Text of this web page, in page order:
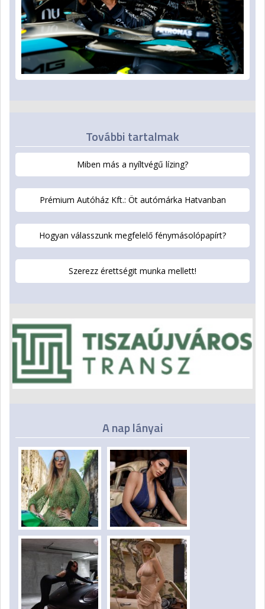
További tartalmak
Miben más a nyíltvégű lízing?
Prémium Autóház Kft.: Öt autómárka Hatvanban
Hogyan válasszunk megfelelő fénymásolópapírt?
Szerezz érettségit munka mellett!
A nap lányai